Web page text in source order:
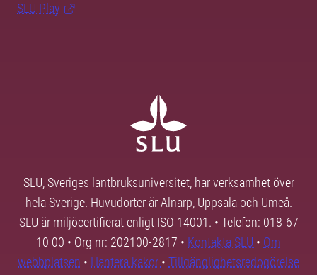
SLU Play
SLU, Sveriges lantbruksuniversitet, har verksamhet över
hela Sverige. Huvudorter är Alnarp, Uppsala och Umeå.
SLU är miljöcertifierat enligt ISO 14001. • Telefon: 018-67
10 00 • Org nr: 202100-2817 • Kontakta SLU • Om
webbplatsen • Hantera kakor • Tillgänglighetsredogörelse